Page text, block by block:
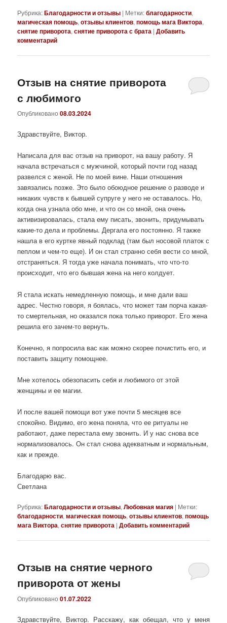
Рубрика:Благодарности и отзывы | Метки:благодарности,
магическая помощь,отзывы клиентов,помощь мага Виктора,
снятие приворота,снятие приворота с брата |Добавить
комментарий
Отзыв на снятие приворота
с любимого
Опубликовано08.03.2024
Здравствуйте, Виктор.
Написала для вас отзыв на приворот, на вашу работу. Я
начала встречаться с мужчиной, который почти год назад
развелся с женой. Не по моей вине. Наши отношения
завязались позже. Это было обоюдное решение о разводе и
никаких чувств к бывшей супруге у него не оставалось. Но,
когда она узнала обо мне, и что он со мной, она очень
активизировалась, стала ему писать, звонить, придумывать
какие-то дела и проблемы. Дергала его постоянно. Я также
нашла в его куртке явный подклад (там был носовой платок с
пеплом и чем-то еще). И он стал странно себя вести со мной,
отстраняться. Я тогда уже начала понимать, что что-то
происходит, что его бывшая жена на него колдует.
Я стала искать немедленную помощь, и мне дали ваш
адрес. Честно говоря, я боялась, что может там порча какая-
то смертельная, но оказался пока только приворот. Его жена
решила его зачем-то вернуть.
Конечно, я попросила вас как можно скорее почистить его, и
поставить защиту помощнее.
Мне хотелось обезопасить себя и любимого от этой
женщины и ее магии.
И после вашей помощи вот уже почти 5 месяцев все
спокойно. Видимо, его жена поняла, что ее ритуалы не
работают, даже перестала ему звонить. И у нас снова все
нормализовалось. Он стал снова адекватным и нормальным,
как и прежде.
Благодарю вас.
Светлана
Рубрика:Благодарности и отзывы,Любовная магия | Метки:
благодарности,магическая помощь,отзывы клиентов,помощь
мага Виктора,снятие приворота |Добавить комментарий
Отзыв на снятие черного
приворота от жены
Опубликовано01.07.2022
Здравствуйте, Виктор. Расскажу, как обещал, что у меня